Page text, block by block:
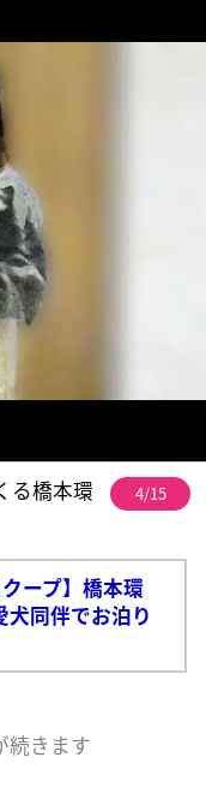
る橋本環
4/15
クープ】橋本環
同伴でお泊り
続きます